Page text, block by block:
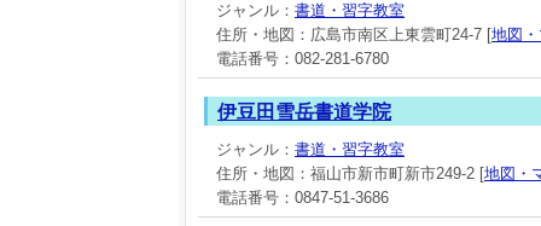
ジャンル： 書道・習字教室
住所・地図：広島市南区上東雲町24-7 [地図
電話番号：082-281-6780
伊豆田雪岳書道学院
ジャンル： 書道・習字教室
住所・地図：福山市新市町新市249-2 [地図・
電話番号：0847-51-3686